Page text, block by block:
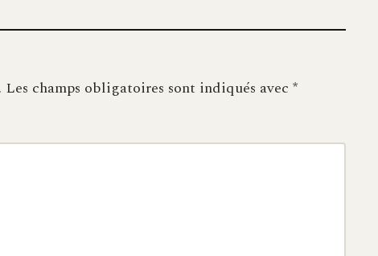
Les champs obligatoires sont indiqués avec *